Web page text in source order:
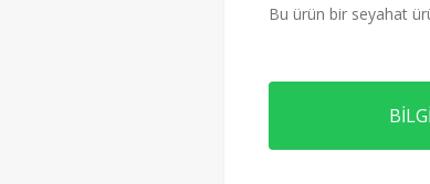
Bu ürün bir seyahat